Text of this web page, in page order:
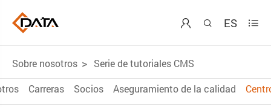
  ES 
Sobre nosotros
Serie de tutoriales CMS
Carreras Socios Aseguramiento de la calidad